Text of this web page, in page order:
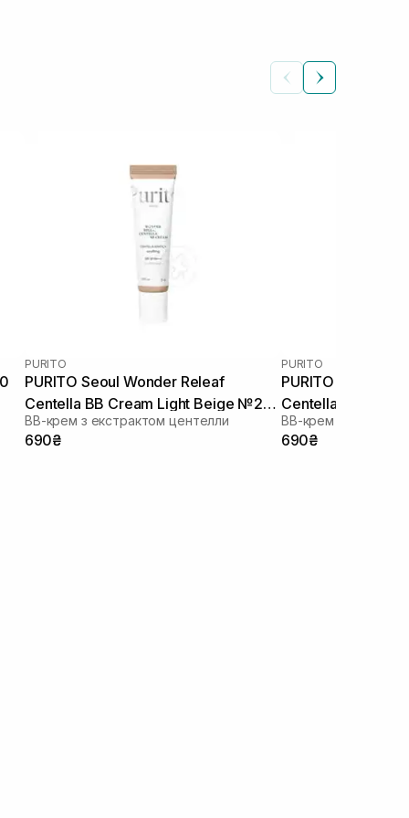
PURITO
PURITO Seoul Wonder Releaf
Centella BB Cream Light Beige №21
30 мл
ВВ-крем з екстрактом центелли
690₴
PURITO
PURITO Seoul
Centella BB
№23 30 мл
ВВ-крем з
690₴